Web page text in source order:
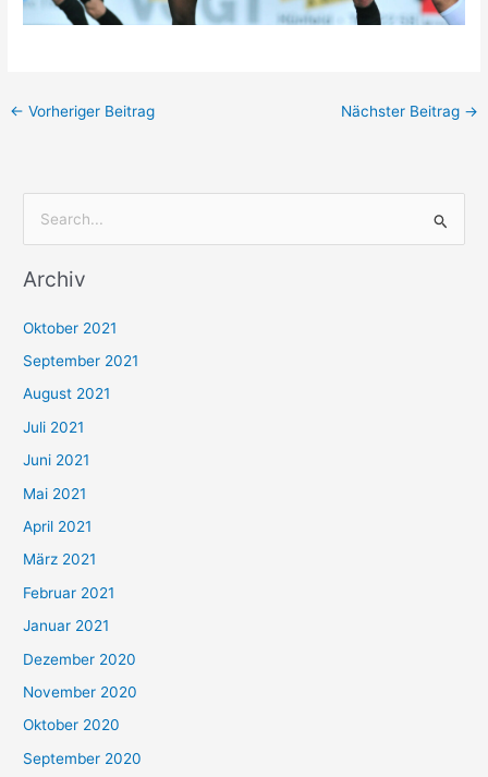
← Vorheriger Beitrag Nächster Beitrag →
c
n
n
a
c
h
:
Archiv
Oktober 2021
September 2021
August 2021
Juli 2021
Juni 2021
Mai 2021
April 2021
März 2021
Februar 2021
Januar 2021
Dezember 2020
November 2020
Oktober 2020
September 2020